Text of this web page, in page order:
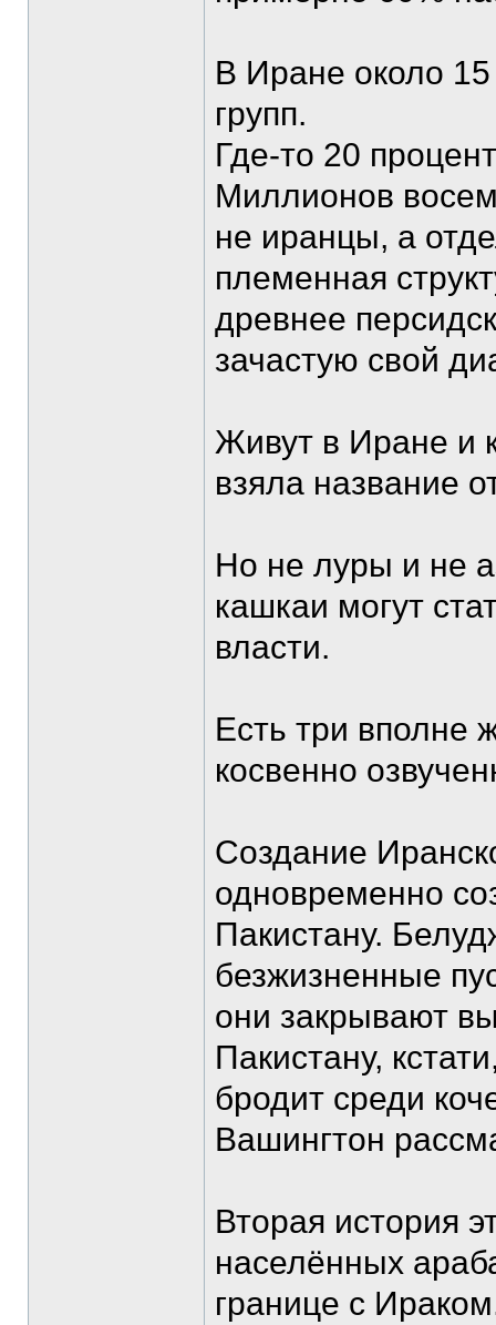
В Иране около
групп.
Где-то 20
Миллионов
не иранцы, а
племенная
древнее
зачастую свой
Живут в Иране и
взяла название
Но не луры и не
кашкаи могут
власти.
Есть три вполне
косвенно
Создание
одновременно
Пакистану.
безжизненные
они закрывают
Пакистану,
бродит среди
Вашингтон
Вторая история
населённых
границе с